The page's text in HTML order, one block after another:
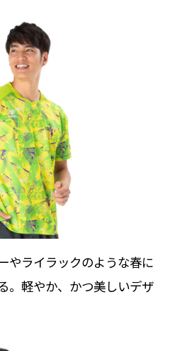
やライラックのような春に
。軽やか、かつ美しいデザ